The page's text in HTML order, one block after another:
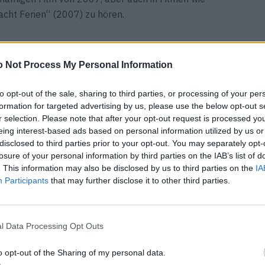
Not Process My Personal Information
opt-out of the sale, sharing to third parties, or processing of your
for targeted advertising by us, please use the below opt-out
selection. Please note that after your opt-out request is processed
interest-based ads based on personal information utilized by us
to third parties prior to your opt-out. You may separately
of your personal information by third parties on the IAB’s list of
This information may also be disclosed by us to third parties on the
Participants that may further disclose it to other third parties.
Data Processing Opt Outs
opt-out of the Sharing of my personal data.
Ferien“ (2007) zu hören.